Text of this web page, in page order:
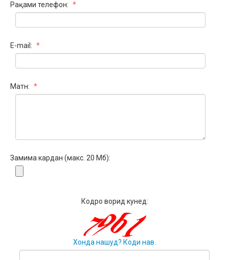
Рақами телефон: *
E-mail: *
Матн: *
Замима кардан (макс. 20 Мб):
Кодро ворид кунед:
Хонда нашуд? Коди нав.